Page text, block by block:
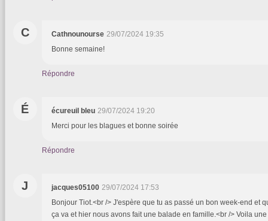
C Cathnounourse 29/07/2024 19:35
Bonne semaine!
Répondre
É écureuil bleu 29/07/2024 19:20
Merci pour les blagues et bonne soirée
Répondre
J jacques05100 29/07/2024 17:53
Bonjour Tiot.<br /> J'espère que tu as passé un bon week-end et
ça va et hier nous avons fait une balade en famille.<br /> Voila